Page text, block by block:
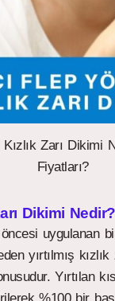
Zarı Dikimi
Fiyatları?
Dikimi Nedir?
uygulanan
yırtılmış kızlık
Yırtılan